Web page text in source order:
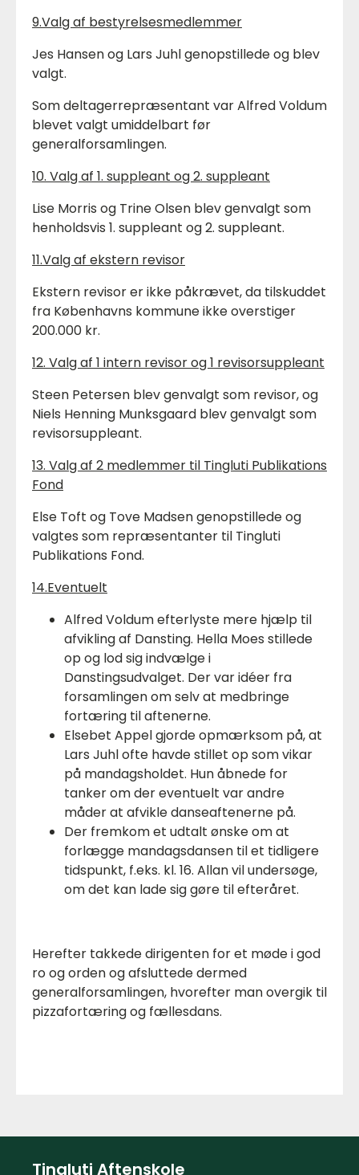
9.Valg af bestyrelsesmedlemmer
Jes Hansen og Lars Juhl genopstillede og blev
valgt.
Som deltagerrepræsentant var Alfred Voldum
blevet valgt umiddelbart før
generalforsamlingen.
10. Valg af 1. suppleant og 2. suppleant
Lise Morris og Trine Olsen blev genvalgt som
henholdsvis 1. suppleant og 2. suppleant.
11.Valg af ekstern revisor
Ekstern revisor er ikke påkrævet, da tilskuddet
fra Københavns kommune ikke overstiger
200.000 kr.
12. Valg af 1 intern revisor og 1 revisorsuppleant
Steen Petersen blev genvalgt som revisor, og
Niels Henning Munksgaard blev genvalgt som
revisorsuppleant.
13. Valg af 2 medlemmer til Tingluti Publikations
Fond
Else Toft og Tove Madsen genopstillede og
valgtes som repræsentanter til Tingluti
Publikations Fond.
14.Eventuelt
Alfred Voldum efterlyste mere hjælp til
afvikling af Dansting. Hella Moes stillede
op og lod sig indvælge i
Danstingsudvalget. Der var idéer fra
forsamlingen om selv at medbringe
fortæring til aftenerne.
Elsebet Appel gjorde opmærksom på, at
Lars Juhl ofte havde stillet op som vikar
på mandagsholdet. Hun åbnede for
tanker om der eventuelt var andre
måder at afvikle danseaftenerne på.
Der fremkom et udtalt ønske om at
forlægge mandagsdansen til et tidligere
tidspunkt, f.eks. kl. 16. Allan vil undersøge,
om det kan lade sig gøre til efteråret.
Herefter takkede dirigenten for et møde i god
ro og orden og afsluttede dermed
generalforsamlingen, hvorefter man overgik til
pizzafortæring og fællesdans.
Tingluti Aftenskole